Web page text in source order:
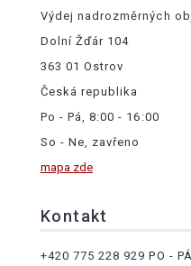
Výdej nadrozměrných
Dolní Žďár 104
363 01 Ostrov
Česká republika
Po - Pá, 8:00 - 16:00
So - Ne, zavřeno
mapa zde
Kontakt
+420 775 228 929 PO -